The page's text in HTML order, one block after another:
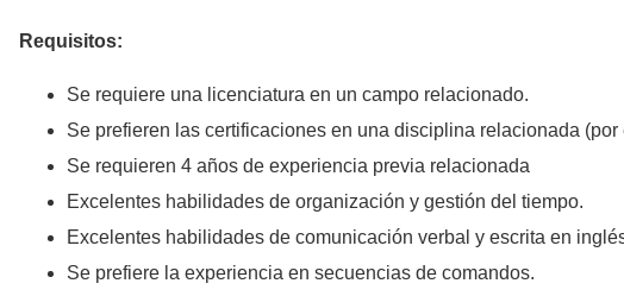
Requisitos:
Se requiere una licenciatura en un campo relacionado.
Se prefieren las certificaciones en una disciplina relacionada
Se requieren 4 años de experiencia previa relacionada
Excelentes habilidades de organización y gestión del tiempo.
Excelentes habilidades de comunicación verbal y escrita en
Se prefiere la experiencia en secuencias de comandos.